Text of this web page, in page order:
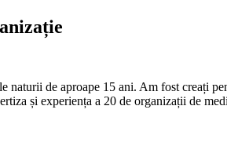
naturii de aproape 15 ani. Am fost creați
și experiența a 20 de organizații de